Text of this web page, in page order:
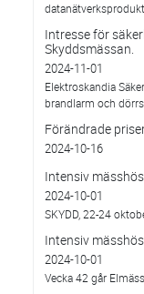
Intresse för
Skyddsmässan.
2024-11-01
Elektroskandia
brandlarm och
Förändrade
2024-10-16
Intensiv
2024-10-01
SKYDD, 22-24
Intensiv
2024-10-01
Vecka 42 går